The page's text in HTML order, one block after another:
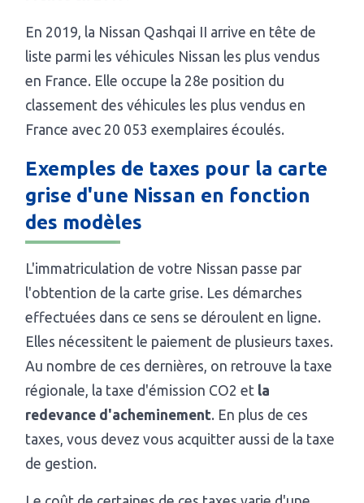
En 2019, la Nissan Qashqai II arrive en tête de
liste parmi les véhicules Nissan les plus vendus
en France. Elle occupe la 28e position du
classement des véhicules les plus vendus en
France avec 20 053 exemplaires écoulés.
Exemples de taxes pour la carte
grise d'une Nissan en fonction
des modèles
L'immatriculation de votre Nissan passe par
l'obtention de la carte grise. Les démarches
effectuées dans ce sens se déroulent en ligne.
Elles nécessitent le paiement de plusieurs taxes.
Au nombre de ces dernières, on retrouve la taxe
régionale, la taxe d'émission CO2 et la
redevance d'acheminement. En plus de ces
taxes, vous devez vous acquitter aussi de la taxe
de gestion.